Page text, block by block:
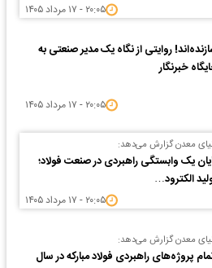
۲۰:۰۵ - ۱۷ مرداد ۱۴۰۵
روایتی از نگاه یک مدیر صنعتی به
خبرنگار
۲۰:۰۵ - ۱۷ مرداد ۱۴۰۵
معدن گزارش می‌دهد:
یک وابستگی راهبردی در صنعت فولاد؛
الکترود…
۲۰:۰۵ - ۱۷ مرداد ۱۴۰۵
معدن گزارش می‌دهد:
پروژه‌های راهبردی فولاد مبارکه در سال